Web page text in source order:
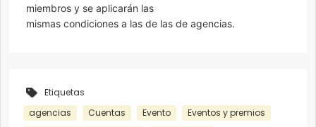
miembros y se aplicarán las
mismas condiciones a las de las de agencias.
Etiquetas
agencias
Cuentas Evento
Eventos y premios